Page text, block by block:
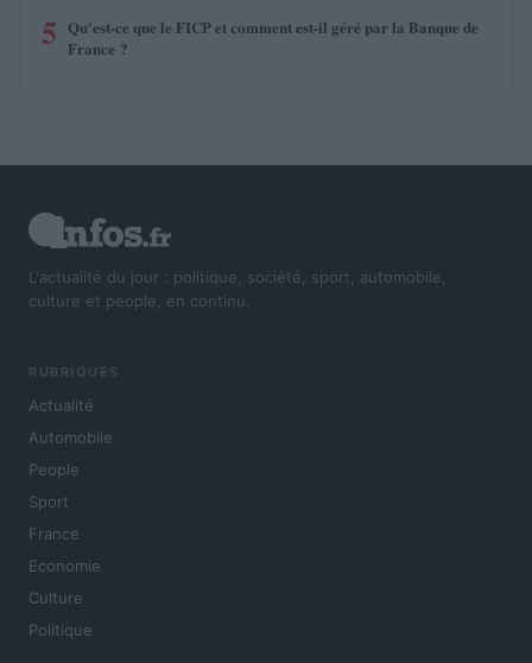
5 Qu'est-ce que le FICP et comment est-il géré par la Banque de
France ?
L'actualité du jour : politique, société, sport, automobile,
culture et people, en continu.
RUBRIQUES
Actualité
Automobile
People
Sport
France
Economie
Culture
Politique